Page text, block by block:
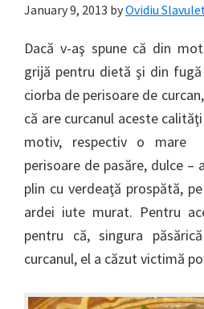
January 9, 2013 byOvidiu
Dacă v-aş spune că din
grijă pentru dietă şi din
ciorba de perisoare de
că are curcanul aceste
motiv, respectiv o mare
perisoare de pasăre, dulce –
plin cu verdeaţă prospătă,
ardei iute murat. Pentru
pentru că, singura
curcanul, el a căzut victimă